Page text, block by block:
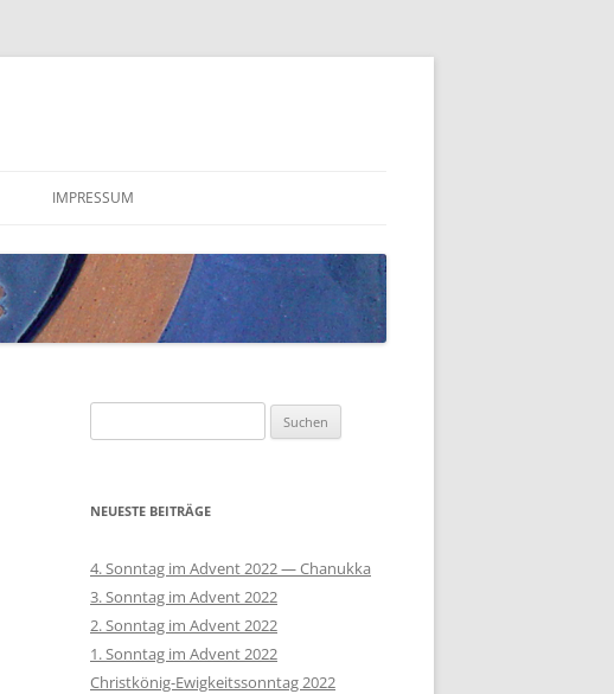
IMPRESSUM
nach:
NEUESTE BEITRÄGE
4. Sonntag im Advent 2022 — Chanukka
3. Sonntag im Advent 2022
2. Sonntag im Advent 2022
1. Sonntag im Advent 2022
Christkönig-Ewigkeitssonntag 2022